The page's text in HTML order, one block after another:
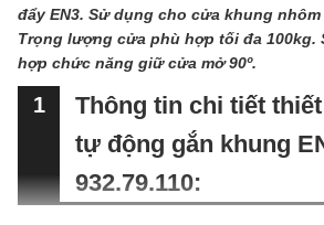
đẩy EN3. Sử dụng cho cửa khung
Trọng lượng cửa phù hợp tối đa 100kg.
hợp chức năng giữ cửa mở 90º.
Thông tin chi tiết
tự động gắn khung
932.79.110:
1